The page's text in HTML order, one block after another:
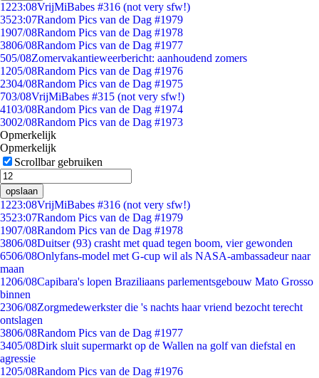
1223:08VrijMiBabes #316 (not very sfw!)
3523:07Random Pics van de Dag #1979
1907/08Random Pics van de Dag #1978
3806/08Random Pics van de Dag #1977
505/08Zomervakantieweerbericht: aanhoudend zomers
1205/08Random Pics van de Dag #1976
2304/08Random Pics van de Dag #1975
703/08VrijMiBabes #315 (not very sfw!)
4103/08Random Pics van de Dag #1974
3002/08Random Pics van de Dag #1973
Opmerkelijk
Opmerkelijk
Scrollbar gebruiken
opslaan
1223:08VrijMiBabes #316 (not very sfw!)
3523:07Random Pics van de Dag #1979
1907/08Random Pics van de Dag #1978
3806/08Duitser (93) crasht met quad tegen boom, vier gewonden
6506/08Onlyfans-model met G-cup wil als NASA-ambassadeur naar
maan
1206/08Capibara's lopen Braziliaans parlementsgebouw Mato Grosso
binnen
2306/08Zorgmedewerkster die 's nachts haar vriend bezocht terecht
ontslagen
3806/08Random Pics van de Dag #1977
3405/08Dirk sluit supermarkt op de Wallen na golf van diefstal en
agressie
1205/08Random Pics van de Dag #1976